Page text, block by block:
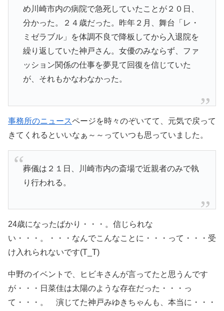
め川崎市内の病院で急死していたことが２０日、
分かった。２４歳だった。昨年２月、舞台「レ・
ミゼラブル」を体調不良で降板してから入退院を
繰り返していた神戸さん。女優のみならず、ファ
ッション関係の仕事を夢見て回復を信じていた
が、それもかなわなかった。
事務所のニュースページを時々のぞいてて、元気で戻って
きてくれるといいなぁ～～っていつも思っていました。
葬儀は２１日、川崎市内の斎場で近親者のみで執
り行われる。
24歳になったばかり・・・。信じられな
い・・・。・・・なんでこんなことに・・・って・・・受
け入れられないです(T_T)
中野のイベントで、ヒビキさんが言ってたと思うんです
が・・・日菜佳は太陽のような存在だった・・・っ
て・・・。 演じてた神戸みゆきちゃんも、本当に・・・